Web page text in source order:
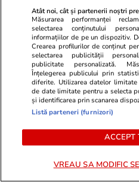
meteo ANM cod galben
Ştiri
Ce nu trebuie să faci
Știri România
Rezultatele Loto 6/49
Numerele câștigătoare
Atât noi, cât și partenerii noștri
Măsurarea performanței
selectarea conținutului
informațiilor de pe un dispozitiv.
Crearea profilurilor de conținut
selectarea publicității
publicitate personalizată.
Înțelegerea publicului prin
diferite. Utilizarea datelor
de date limitate pentru a selecta
și identificarea prin scanarea
Listă parteneri (furnizori)
ACCEPT
VREAU SA MODIFIC